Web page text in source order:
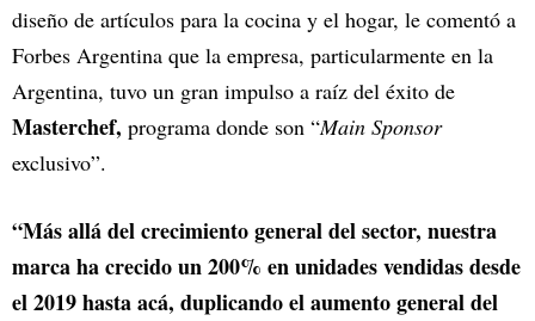
diseño de artículos para la cocina y el hogar, le comentó a
Forbes Argentina que la empresa, particularmente en la
Argentina, tuvo un gran impulso a raíz del éxito de
Masterchef, programa donde son “Main Sponsor
exclusivo”.
“Más allá del crecimiento general del sector, nuestra
marca ha crecido un 200% en unidades vendidas desde
el 2019 hasta acá, duplicando el aumento general del